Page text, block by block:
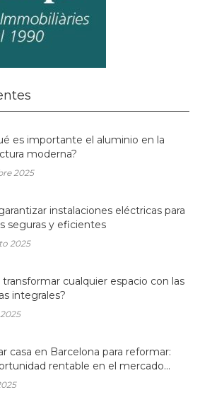
es importante el aluminio en la
moderna?
2025
instalaciones eléctricas para
seguras y eficientes
2025
transformar cualquier espacio con las
integrales?
casa en Barcelona para reformar:
rentable en el mercado
actual